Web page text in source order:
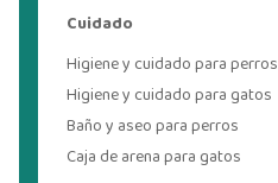
Cuidado
Higiene y cuidado para perros
Higiene y cuidado para gatos
Baño y aseo para perros
Caja de arena para gatos